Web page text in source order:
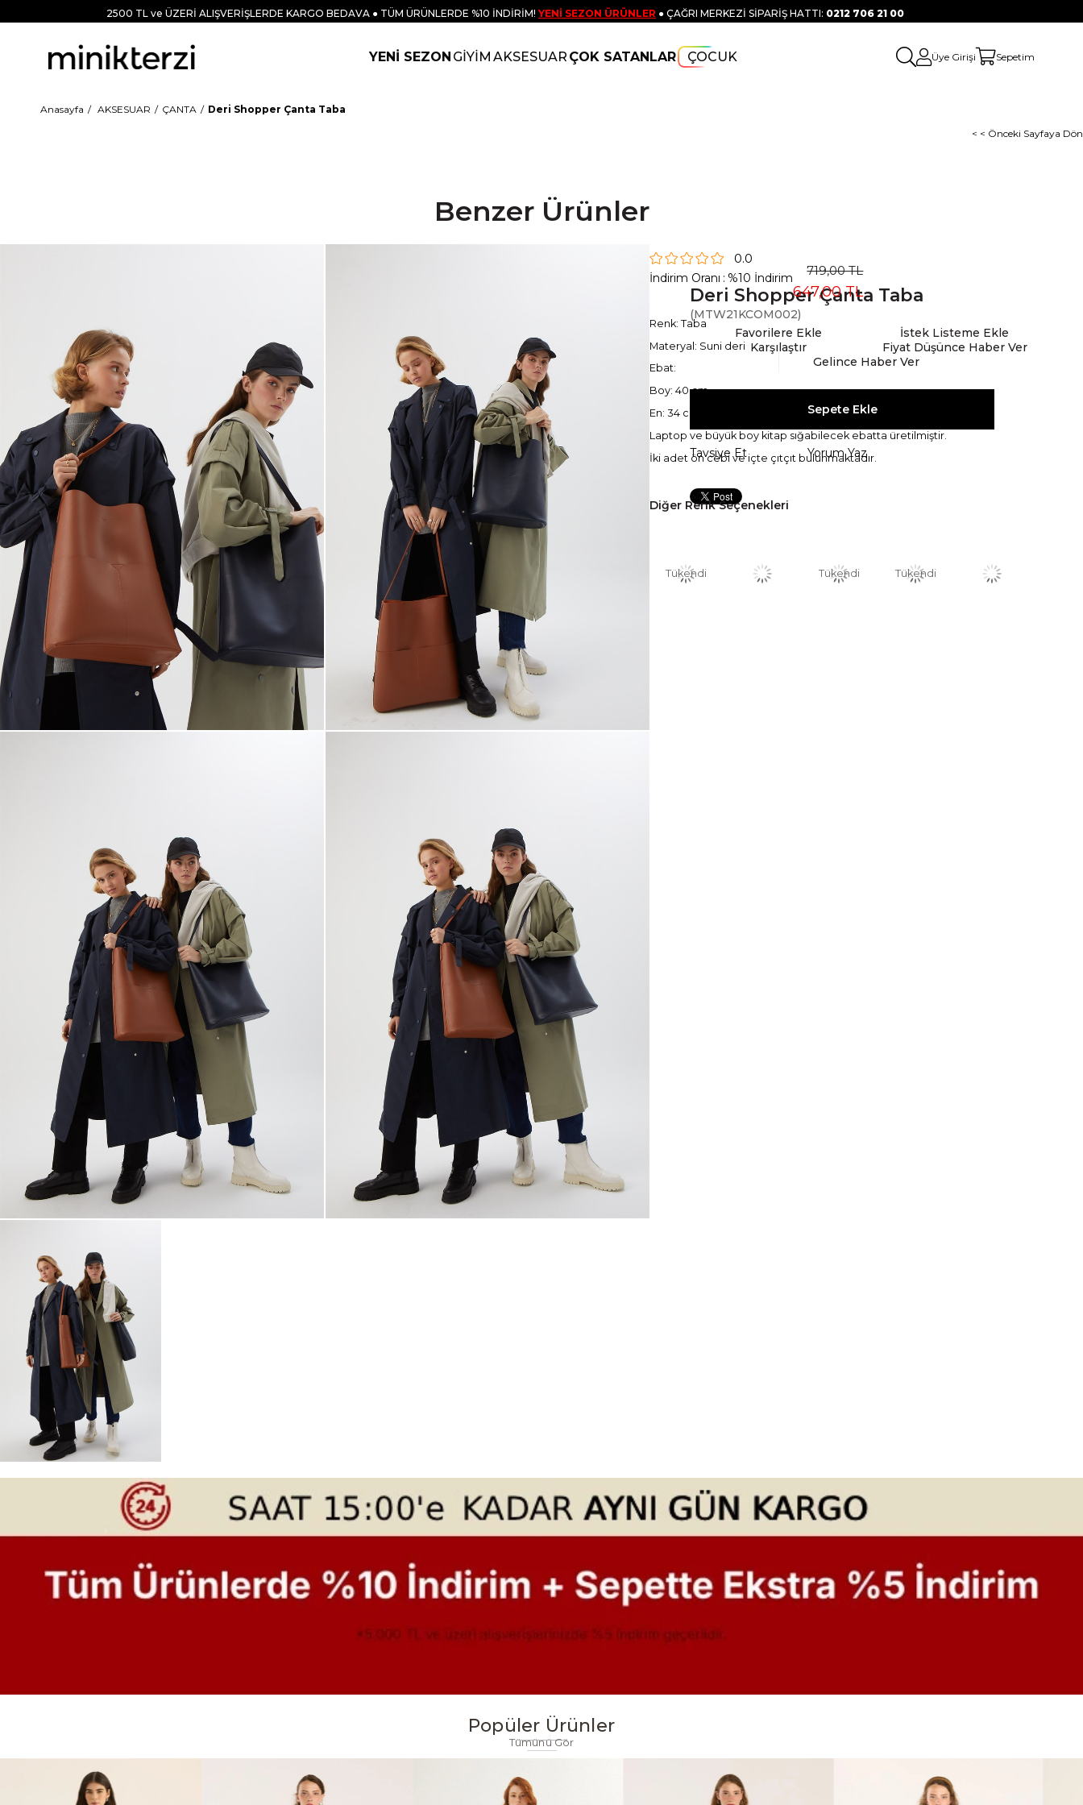
2500 TL ve ÜZERİ ALIŞVERİŞLERDE KARGO BEDAVA ● TÜM ÜRÜNLERDE %10 İNDİRİM! YENİ SEZON ÜRÜNLER ● ÇAĞRI MERKEZİ SİPARİŞ HATTI: 0212 706 21 00
YENİ SEZON GİYİM AKSESUAR ÇOK SATANLAR ÇOCUK Üye Girişi Sepetim
Anasayfa AKSESUAR ÇANTA
Deri Shopper Çanta Taba
< < Önceki Sayfaya Dön
Benzer Ürünler
Deri Shopper Çanta Taba
(MTW21KCOM002)
0.0
İndirim Oranı : %10 İndirim 719,00 TL
647,00 TL
Renk: Taba
Materyal: Suni deri
Ebat:
Boy: 40 cm
En: 34 cm
Laptop ve büyük boy kitap sığabilecek ebatta üretilmiştir.
İki adet ön cebi ve içte çıtçıt bulunmaktadır.
Diğer Renk Seçenekleri
Tükendi Tükendi Tükendi
Favorilere Ekle
İstek Listeme Ekle
Karşılaştır
Fiyat Düşünce Haber Ver
Gelince Haber Ver
Tavsiye Et Yorum Yaz
Popüler Ürünler
Tümünü Gör